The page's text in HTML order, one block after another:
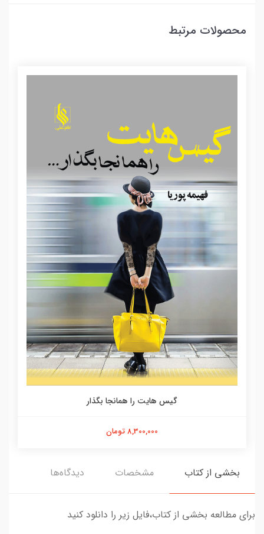
محصولات مرتبط
گیس هایت را همانجا بگذار
8,300,000 تومان
بخشی از کتاب مشخصات دیدگاه‌ها
برای مطالعه بخشی از کتاب،فایل زیر را دانلود کنید